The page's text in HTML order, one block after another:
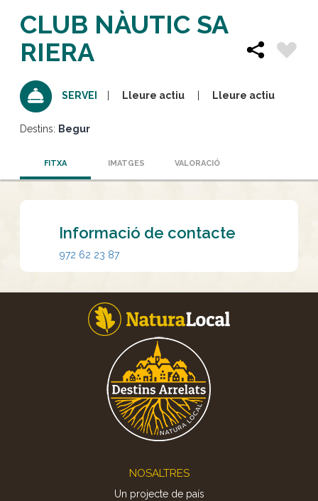
CLUB NÀUTIC SA
RIERA
SERVEI Lleure actiu Lleure actiu
Destins: Begur
FITXA IMATGES VALORACIÓ
Informació de contacte
972 62 23 87
NOSALTRES
Un projecte de país